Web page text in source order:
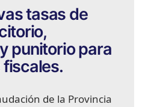
tasas de
punitorio para
de la Provincia